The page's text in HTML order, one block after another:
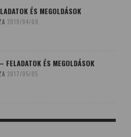
ÉS MEGOLDÁSOK
2019/04/09
FELADATOK ÉS MEGOLDÁSOK
2017/05/05